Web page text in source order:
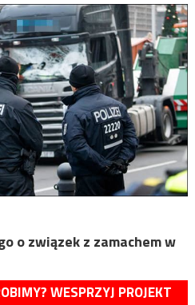
o związek z zamachem w
WESPRZYJ PROJEKT